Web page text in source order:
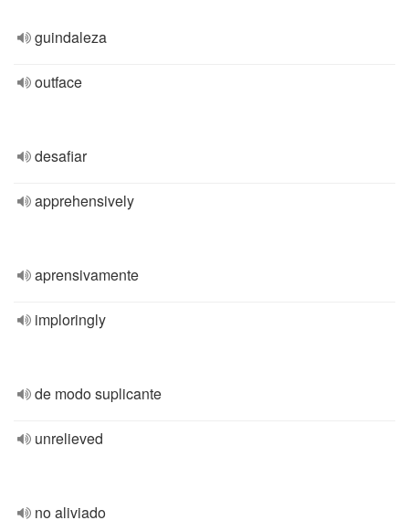
guindaleza
outface
desafiar
apprehensively
aprensivamente
imploringly
de modo suplicante
unrelieved
no aliviado